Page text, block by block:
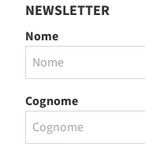
NEWSLETTER
Nome
Cognome